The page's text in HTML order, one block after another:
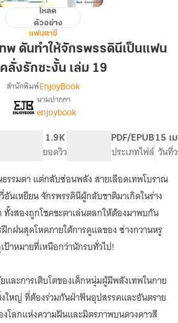
พรรดิ
โหลด
ตัวอย่าง
แฟนตาซี
พ ดันทำให้จักรพรรดินีเป็นแฟน
ลั่งรักซะงั้น เล่ม 19
เรื่อง
ระบบ
ฝึกฝน
ขั้น
เทพ
ดัน
ทำให้
จักรพรรดิ
นี
เป็น
แฟน
สาว
คลั่ง
ซะ
งั้น
สำนักพิมพ์EnjoyBook
นามปากกา
enjoybook
1.9K
ยอดวิว
PDF/EPUB
ประเภทไฟล์
15 เ
วันที่
รรมดา แต่กลับซ่อนพลัง สายเลือดเทพโบราณ
นเหยียน จักรพรรดินีผู้กลับชาติมาเกิดในร่าง
งสองถูกโชคชะตาเล่นตลกให้ต้องมาพบกัน
ฝึกฝนสุดโหดภายใต้การดูแลของ ซ่างกวานหรู
าหมายที่เหนือกว่านักรบทั่วไป!
และการเติบโตของเด็กหนุ่มผู้มีพลังเทพในกาย
ใหญ่ ที่ต้องร่วมกันฝ่าฟันอุปสรรคและอันตราย
โลกแห่งความฝันและมิตรภาพบนดวงดาวสี